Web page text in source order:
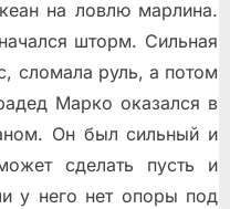
на ловлю марлина.
шторм. Сильная
сломала руль, а потом
Марко оказался в
Он был сильный и
сделать пусть и
у него нет опоры под